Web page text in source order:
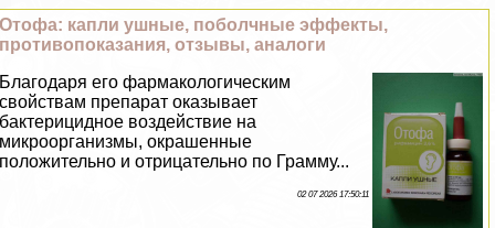
Отофа: капли ушные, поболчные эффекты,
противопоказания, отзывы, аналоги
Благодаря его фармакологическим
свойствам препарат оказывает
бактерицидное воздействие на
микроорганизмы, окрашенные
положительно и отрицательно по Грамму...
02 07 2026 17:50:11